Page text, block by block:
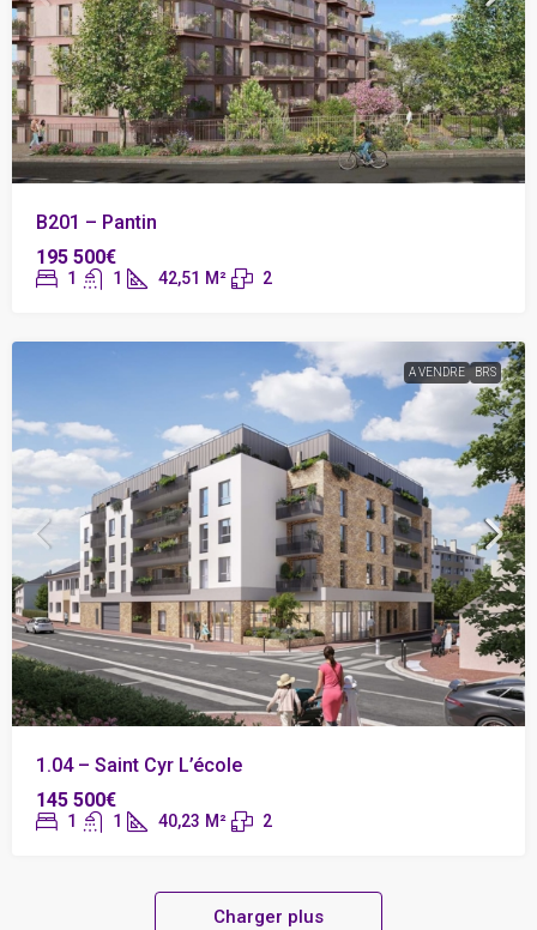
B201 – Pantin
195 500€
1 1 42,51 M² 2
A VENDRE BRS
1.04 – Saint Cyr L’école
145 500€
1 1 40,23 M² 2
Charger plus